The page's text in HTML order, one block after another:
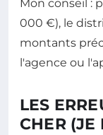
Mon conseil :
000 €), le
montants
l'agence ou
LES
CHER (JE